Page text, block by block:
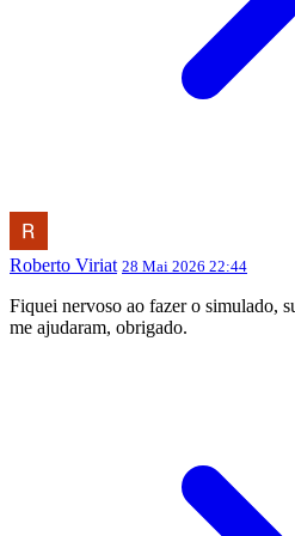
Roberto Viriat 28 Mai 2026 22:44
Fiquei nervoso ao fazer o simulado,
me ajudaram, obrigado.